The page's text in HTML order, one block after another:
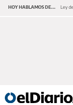
HOY HABLAMOS DE... Ley